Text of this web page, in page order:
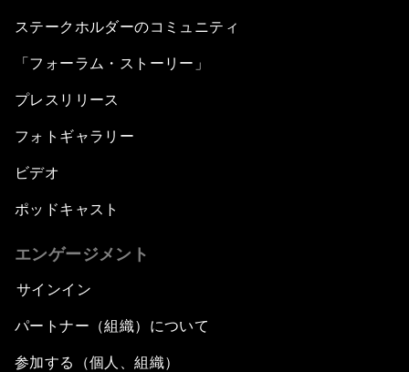
ステークホルダーのコミュニティ
「フォーラム・ストーリー」
プレスリリース
フォトギャラリー
ビデオ
ポッドキャスト
エンゲージメント
サインイン
パートナー（組織）について
参加する（個人、組織）